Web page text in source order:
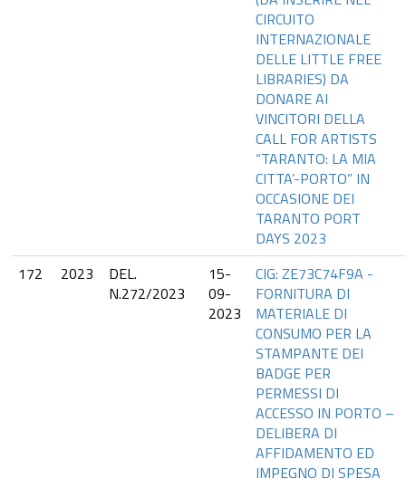
CIRCUITO
INTERNAZIONALE
DELLE LITTLE FREE
LIBRARIES) DA
DONARE AI
VINCITORI DELLA
CALL FOR ARTISTS
“TARANTO: LA MIA
CITTA’-PORTO” IN
OCCASIONE DEI
TARANTO PORT
DAYS 2023
172
2023
DEL.
N.272/2023
15-
09-
2023
CIG: ZE73C74F9A -
FORNITURA DI
MATERIALE DI
CONSUMO PER LA
STAMPANTE DEI
BADGE PER
PERMESSI DI
ACCESSO IN PORTO –
DELIBERA DI
AFFIDAMENTO ED
IMPEGNO DI SPESA